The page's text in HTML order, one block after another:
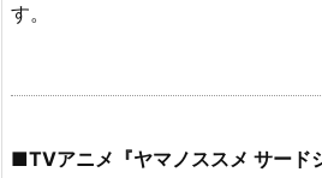
す。
■TVアニメ『ヤマノススメ サード